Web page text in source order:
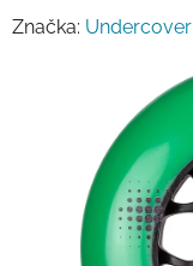
Značka: Undercover